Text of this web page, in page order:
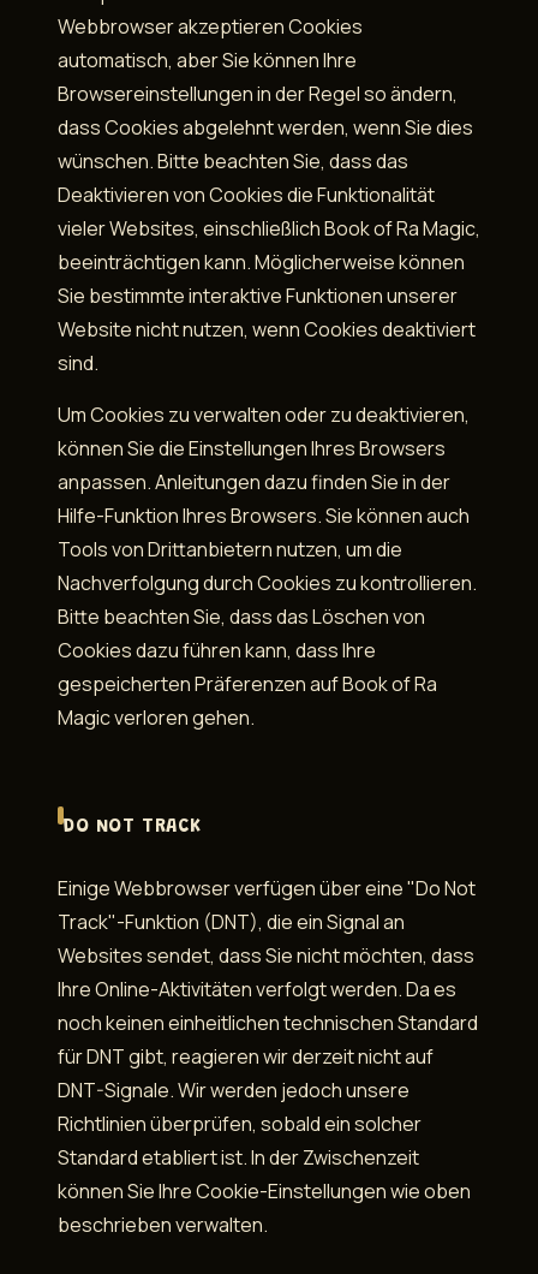
Webbrowser akzeptieren Cookies
automatisch, aber Sie können Ihre
Browsereinstellungen in der Regel so ändern,
dass Cookies abgelehnt werden, wenn Sie dies
wünschen. Bitte beachten Sie, dass das
Deaktivieren von Cookies die Funktionalität
vieler Websites, einschließlich Book of Ra Magic,
beeinträchtigen kann. Möglicherweise können
Sie bestimmte interaktive Funktionen unserer
Website nicht nutzen, wenn Cookies deaktiviert
sind.
Um Cookies zu verwalten oder zu deaktivieren,
können Sie die Einstellungen Ihres Browsers
anpassen. Anleitungen dazu finden Sie in der
Hilfe-Funktion Ihres Browsers. Sie können auch
Tools von Drittanbietern nutzen, um die
Nachverfolgung durch Cookies zu kontrollieren.
Bitte beachten Sie, dass das Löschen von
Cookies dazu führen kann, dass Ihre
gespeicherten Präferenzen auf Book of Ra
Magic verloren gehen.
DO NOT TRACK
Einige Webbrowser verfügen über eine "Do Not
Track"-Funktion (DNT), die ein Signal an
Websites sendet, dass Sie nicht möchten, dass
Ihre Online-Aktivitäten verfolgt werden. Da es
noch keinen einheitlichen technischen Standard
für DNT gibt, reagieren wir derzeit nicht auf
DNT-Signale. Wir werden jedoch unsere
Richtlinien überprüfen, sobald ein solcher
Standard etabliert ist. In der Zwischenzeit
können Sie Ihre Cookie-Einstellungen wie oben
beschrieben verwalten.